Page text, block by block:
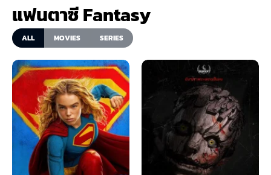
แฟนตาซี Fantasy
ALL MOVIES SERIES